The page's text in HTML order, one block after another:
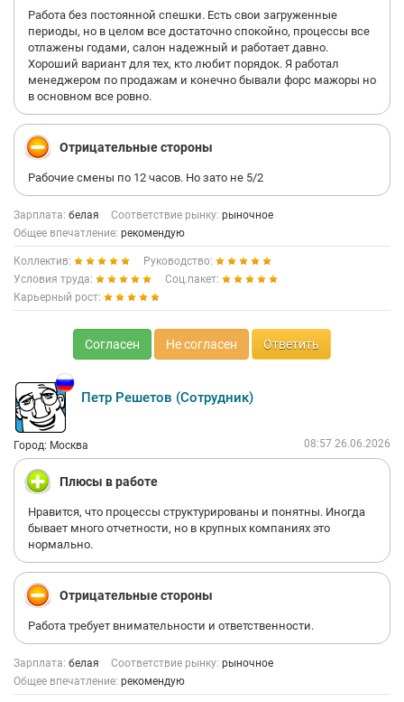
Работа без постоянной спешки. Есть свои загруженные
периоды, но в целом все достаточно спокойно, процессы все
отлажены годами, салон надежный и работает давно.
Хороший вариант для тех, кто любит порядок. Я работал
менеджером по продажам и конечно бывали форс мажоры но
в основном все ровно.
Отрицательные стороны
Рабочие смены по 12 часов. Но зато не 5/2
Зарплата: белая Соответствие рынку: рыночное
Общее впечатление: рекомендую
Коллектив:
Руководство:
Условия труда:
Соц.пакет:
Карьерный рост:
Согласен Не согласен Ответить
Петр Решетов (Сотрудник)
Город: Москва 08:57 26.06.2026
Плюсы в работе
Нравится, что процессы структурированы и понятны. Иногда
бывает много отчетности, но в крупных компаниях это
нормально.
Отрицательные стороны
Работа требует внимательности и ответственности.
Зарплата: белая Соответствие рынку: рыночное
Общее впечатление: рекомендую